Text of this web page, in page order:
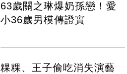
63歲關之琳爆奶孫戀！愛
小36歲男模傳證實
粿粿、王子偷吃消失演藝